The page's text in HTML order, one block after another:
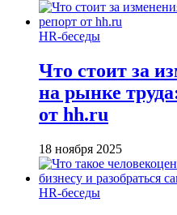
HR-беседы
Что стоит за
на рынке
от hh.ru
18 ноября 2025
HR-беседы